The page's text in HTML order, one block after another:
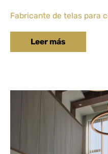
Fabricante de telas para
Leer más